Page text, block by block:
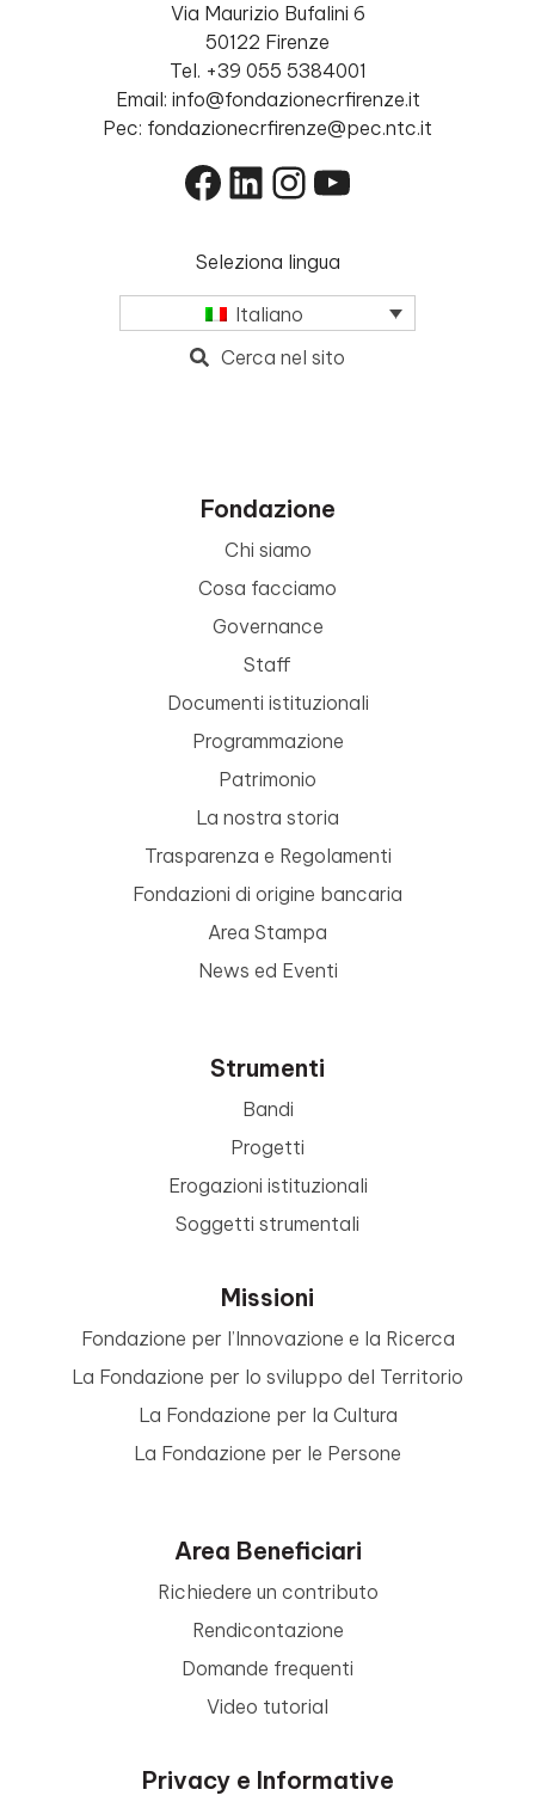
Via Maurizio Bufalini 6
50122 Firenze
Tel. +39 055 5384001
Email: info@fondazionecrfirenze.it
Pec: fondazionecrfirenze@pec.ntc.it
Facebook
LinkedIn
Instagram
YouTube
Seleziona lingua
Italiano
Cerca nel sito
Fondazione
Chi siamo
Cosa facciamo
Governance
Staff
Documenti istituzionali
Programmazione
Patrimonio
La nostra storia
Trasparenza e Regolamenti
Fondazioni di origine bancaria
Area Stampa
News ed Eventi
Strumenti
Bandi
Progetti
Erogazioni istituzionali
Soggetti strumentali
Missioni
Fondazione per l’Innovazione e la Ricerca
La Fondazione per lo sviluppo del Territorio
La Fondazione per la Cultura
La Fondazione per le Persone
Area Beneficiari
Richiedere un contributo
Rendicontazione
Domande frequenti
Video tutorial
Privacy e Informative